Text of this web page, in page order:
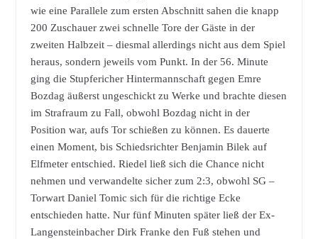
wie eine Parallele zum ersten Abschnitt sahen die knapp
200 Zuschauer zwei schnelle Tore der Gäste in der
zweiten Halbzeit – diesmal allerdings nicht aus dem Spiel
heraus, sondern jeweils vom Punkt. In der 56. Minute
ging die Stupfericher Hintermannschaft gegen Emre
Bozdag äußerst ungeschickt zu Werke und brachte diesen
im Strafraum zu Fall, obwohl Bozdag nicht in der
Position war, aufs Tor schießen zu können. Es dauerte
einen Moment, bis Schiedsrichter Benjamin Bilek auf
Elfmeter entschied. Riedel ließ sich die Chance nicht
nehmen und verwandelte sicher zum 2:3, obwohl SG –
Torwart Daniel Tomic sich für die richtige Ecke
entschieden hatte. Nur fünf Minuten später ließ der Ex-
Langensteinbacher Dirk Franke den Fuß stehen und